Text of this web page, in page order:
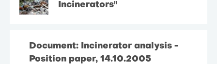
Incinerators"
Document: Incinerator analysis -
Position paper, 14.10.2005